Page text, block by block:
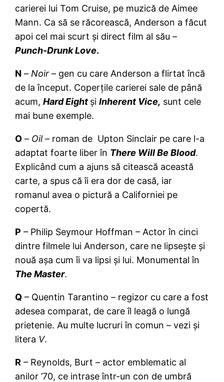
carierei lui Tom Cruise, pe muzică de Aimee
Mann. Ca să se răcorească, Anderson a făcut
apoi cel mai scurt și direct film al său –
Punch-Drunk Love.
N – Noir– gen cu care Anderson a flirtat încă
de la început. Coperțile carierei sale de până
acum,Hard Eight șiInherent Vice, sunt cele
mai bune exemple.
O – Oil– roman de Upton Sinclair pe care l-a
adaptat foarte liber în There Will Be Blood.
Explicând cum a ajuns să citească această
carte, a spus că îi era dor de casă, iar
romanul avea o pictură a Californiei pe
copertă.
P – Philip Seymour Hoffman – Actor în cinci
dintre filmele lui Anderson, care ne lipsește și
nouă așa cum îi va lipsi și lui. Monumental în
The Master.
Q – Quentin Tarantino – regizor cu care a fost
adesea comparat, de care îl leagă o lungă
prietenie. Au multe lucruri în comun – vezi și
litera V.
R – Reynolds, Burt – actor emblematic al
anilor ’70, ce intrase într-un con de umbră